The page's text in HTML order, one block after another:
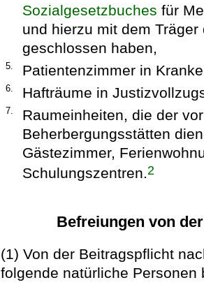
Sozialgesetzbuches für
und hierzu mit dem
geschlossen haben,
5. Patientenzimmer in
6. Hafträume in
7.
Raumeinheiten, die der
Beherbergungsstätten
Gästezimmer,
Schulungszentren.2
Befreiungen von
(1) Von der Beitragspflicht
folgende natürliche Personen